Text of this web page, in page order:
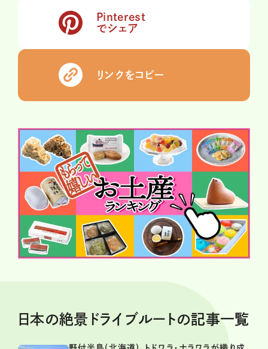
Pinterest
でシェア
リンクをコピー
日本の絶景ドライブルートの記事一覧